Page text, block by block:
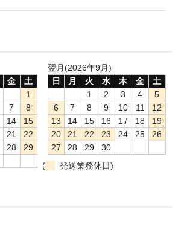
金
土
1
7
8
14
15
21
22
28
29
翌月(2026年9月)
日
月 火 水 木 金
土
1
2 3 4
5
6
7 8 9 10 11
12
13
14 15 16 17 18
19
20
21 22 23 24 25
26
27
28 29
30
(
発送業務休日)